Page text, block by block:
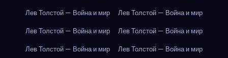
Лев Толстой — Война и мир
Лев Толстой — Война и мир
Лев Толстой — Война и мир
Лев Толстой — Война и мир
Лев Толстой — Война и мир
Лев Толстой — Война и мир